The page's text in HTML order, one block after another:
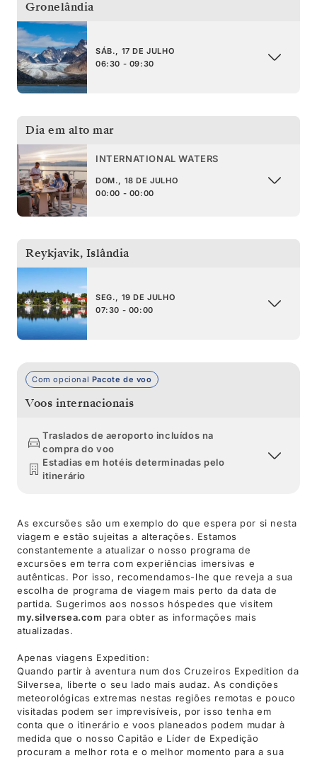
Gronelândia
SÁB., 17 DE JULHO
06:30 - 09:30
Dia em alto mar
INTERNATIONAL WATERS
DOM., 18 DE JULHO
00:00 - 00:00
Reykjavik, Islândia
SEG., 19 DE JULHO
07:30 - 00:00
Com opcional Pacote de voo
Voos internacionais
Traslados de aeroporto incluídos na
compra do voo
Estadias em hotéis determinadas pelo
itinerário
As excursões são um exemplo do que espera por si nesta
viagem e estão sujeitas a alterações. Estamos
constantemente a atualizar o nosso programa de
excursões em terra com experiências imersivas e
autênticas. Por isso, recomendamos-lhe que reveja a sua
escolha de programa de viagem mais perto da data de
partida. Sugerimos aos nossos hóspedes que visitem
my.silversea.com para obter as informações mais
atualizadas.
Apenas viagens Expedition:
Quando partir à aventura num dos Cruzeiros Expedition da
Silversea, liberte o seu lado mais audaz. As condições
meteorológicas extremas nestas regiões remotas e pouco
visitadas podem ser imprevisíveis, por isso tenha em
conta que o itinerário e voos planeados podem mudar à
medida que o nosso Capitão e Líder de Expedição
procuram a melhor rota e o melhor momento para a sua